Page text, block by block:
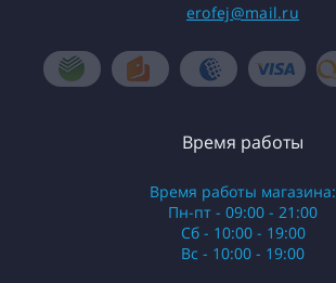
erofej@mail.ru
Время работы
Время работы магазина:
Пн-пт - 09:00 - 21:00
Сб - 10:00 - 19:00
Вс - 10:00 - 19:00